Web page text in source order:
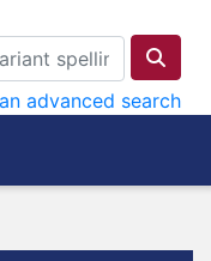
advanced search